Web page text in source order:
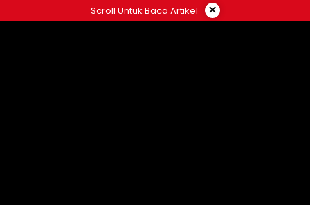
to
Scroll Untuk Baca Artikel ×